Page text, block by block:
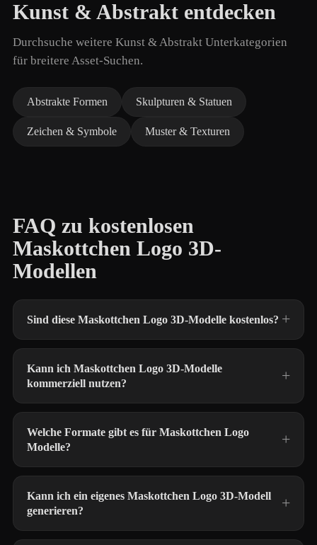
Kunst & Abstrakt entdecken
Durchsuche weitere Kunst & Abstrakt Unterkategorien
für breitere Asset-Suchen.
Abstrakte Formen Skulpturen & Statuen
Zeichen & Symbole Muster & Texturen
FAQ zu kostenlosen
Maskottchen Logo 3D-
Modellen
Sind diese Maskottchen Logo 3D-Modelle kostenlos?
Kann ich Maskottchen Logo 3D-Modelle
kommerziell nutzen?
Welche Formate gibt es für Maskottchen Logo
Modelle?
Kann ich ein eigenes Maskottchen Logo 3D-Modell
generieren?